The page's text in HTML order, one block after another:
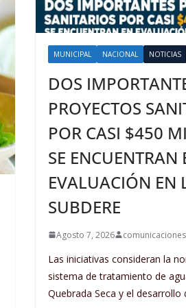
MUNICIPAL NACIONAL NOTICIAS
DOS
PROYECTOS
POR CASI $450
SE ENCUENTRAN
EVALUACIÓN EN
SUBDERE
Agosto 7, 2026
Las iniciativas consideran la
sistema de tratamiento de
Quebrada Seca y el desarrollo